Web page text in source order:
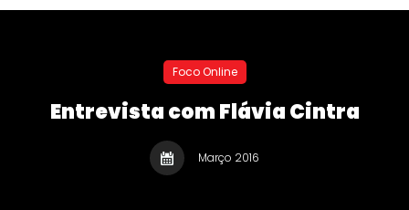
Contato
Foco Online
Entrevista com Flávia Cintra
Março 2016